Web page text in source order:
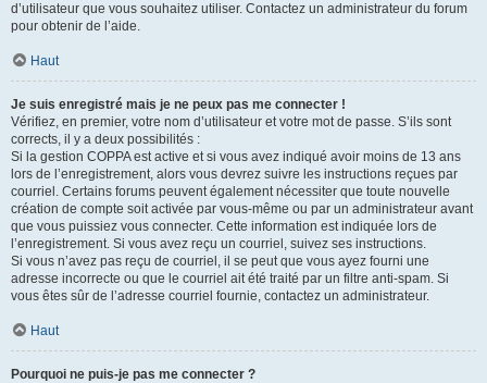
d’utilisateur que vous souhaitez utiliser. Contactez un administrateur du forum
pour obtenir de l’aide.
Haut
Je suis enregistré mais je ne peux pas me connecter !
Vérifiez, en premier, votre nom d’utilisateur et votre mot de passe. S’ils sont
corrects, il y a deux possibilités :
Si la gestion COPPA est active et si vous avez indiqué avoir moins de 13 ans
lors de l’enregistrement, alors vous devrez suivre les instructions reçues par
courriel. Certains forums peuvent également nécessiter que toute nouvelle
création de compte soit activée par vous-même ou par un administrateur avant
que vous puissiez vous connecter. Cette information est indiquée lors de
l’enregistrement. Si vous avez reçu un courriel, suivez ses instructions.
Si vous n’avez pas reçu de courriel, il se peut que vous ayez fourni une
adresse incorrecte ou que le courriel ait été traité par un filtre anti-spam. Si
vous êtes sûr de l’adresse courriel fournie, contactez un administrateur.
Haut
Pourquoi ne puis-je pas me connecter ?